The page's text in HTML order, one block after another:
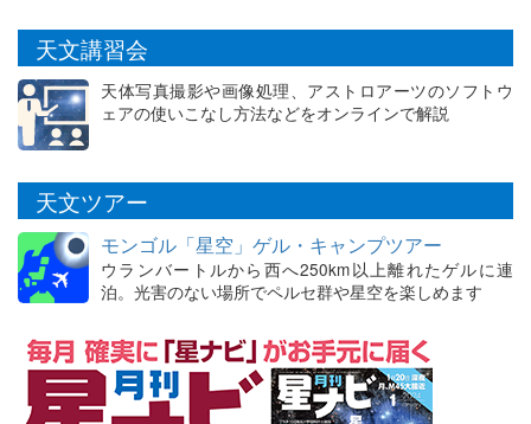
天文講習会
天体写真撮影や画像処理、アストロアーツのソフトウ
ェアの使いこなし方法などをオンラインで解説
天文ツアー
モンゴル「星空」ゲル・キャンプツアー
ウランバートルから西へ250km以上離れたゲルに連
泊。光害のない場所でペルセ群や星空を楽しめます